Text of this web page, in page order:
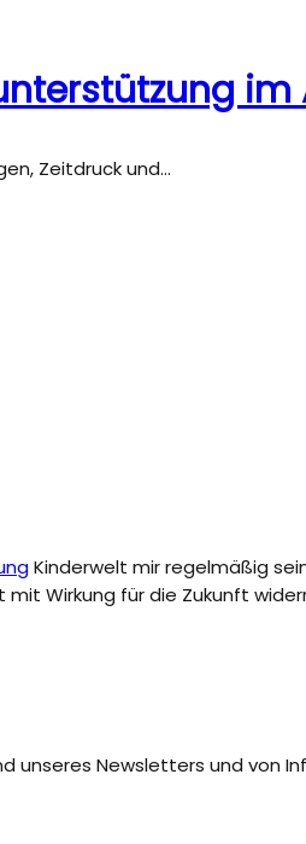
Zeitdruck und…
Kinderwelt mir regelmäßig
Wirkung für die Zukunft
unseres Newsletters und